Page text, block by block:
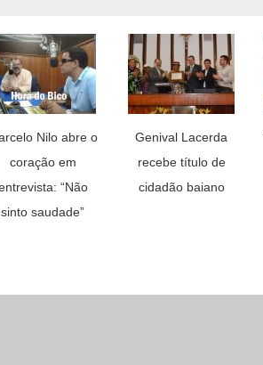
Nilo abre o
coração em
“Não
sinto saudade”
Genival Lacerda
recebe título de
cidadão baiano